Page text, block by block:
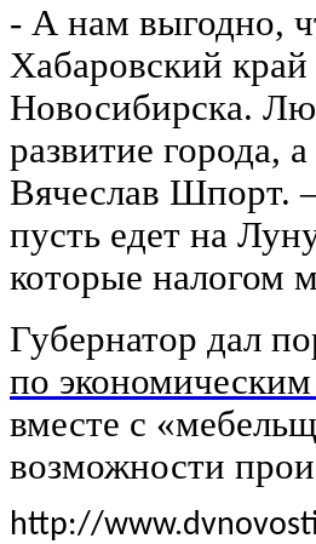
- А нам выгодно,
Хабаровский край
Новосибирска.
развитие города,
Вячеслав Шпорт.
пусть едет на
которые налогом
Губернатор дал
по
вместе с
возможности
http://